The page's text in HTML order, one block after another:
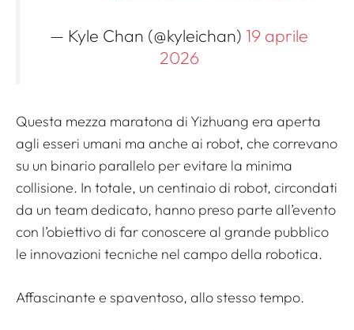
— Kyle Chan (@kyleichan) 19 aprile
2026
Questa mezza maratona di Yizhuang era aperta
agli esseri umani ma anche ai robot, che correvano
su un binario parallelo per evitare la minima
collisione. In totale, un centinaio di robot, circondati
da un team dedicato, hanno preso parte all’evento
con l’obiettivo di far conoscere al grande pubblico
le innovazioni tecniche nel campo della robotica.
Affascinante e spaventoso, allo stesso tempo.